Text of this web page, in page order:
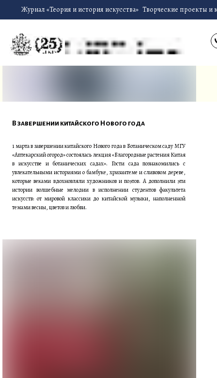
Журнал «Теория и история искусства» Творческие проекты и
1 марта в завершении китайского Нового года в Ботаническом саду МГУ
«Аптекарский огород» состоялась лекция «Благородные растения Китая
в искусстве и ботанических садах». Гости сада познакомились с
увлекательными историями о бамбуке, хризантеме и сливовом дереве,
которые веками вдохновляли художников и поэтов. А дополнили эти
истории волшебные мелодии в исполнении студентов факультета
искусств: от мировой классики до китайской музыки, наполненной
темами весны, цветов и любви.
В завершении китайского Нового года